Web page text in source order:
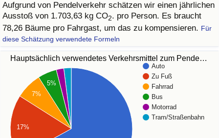
Aufgrund von Pendelverkehr schätzen wir einen jährlichen
Ausstoß von 1.703,63 kg CO2. pro Person. Es braucht
78,26 Bäume pro Fahrgast, um das zu kompensieren. Für
diese Schätzung verwendete Formeln
Hauptsächlich verwendetes Verkehrsmittel zum Pende…
Auto
Zu Fuß
Fahrrad
Bus
Motorrad
Tram/Straßenbahn
5%
7%
17%
in Akaba
Kriminalität
Kriminalitäts-Index (aktuell)
Kriminalitäts-Index
Kriminalitätsindex nach Land
Gesundheitsversorgung
Gesundheitsversorgungs-Index (aktuell)